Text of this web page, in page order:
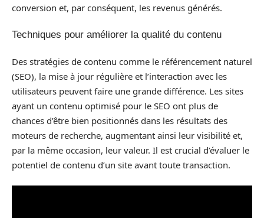
conversion et, par conséquent, les revenus générés.
Techniques pour améliorer la qualité du contenu
Des stratégies de contenu comme le référencement naturel
(SEO), la mise à jour régulière et l’interaction avec les
utilisateurs peuvent faire une grande différence. Les sites
ayant un contenu optimisé pour le SEO ont plus de
chances d’être bien positionnés dans les résultats des
moteurs de recherche, augmentant ainsi leur visibilité et,
par la même occasion, leur valeur. Il est crucial d’évaluer le
potentiel de contenu d’un site avant toute transaction.